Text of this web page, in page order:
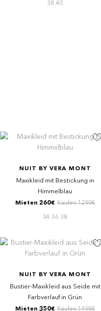
38 40
NUIT BY VERA MONT
Maxikleid mit Bestickung in
Himmelblau
Mieten 260€ Kaufen 1299€
34 36 38
NUIT BY VERA MONT
Bustier-Maxikleid aus Seide mit
Farbverlauf in Grün
Mieten 350€ Kaufen 1498€